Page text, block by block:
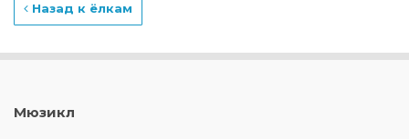
Назад к ёлкам
Мюзикл